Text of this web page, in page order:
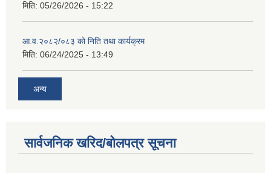
मिति: 05/26/2026 - 15:22
आ.व.२०८२/०८३ को निति तथा कार्यक्रम
मिति: 06/24/2025 - 13:49
अन्य
सार्वजनिक खरिद/बोलपत्र सूचना